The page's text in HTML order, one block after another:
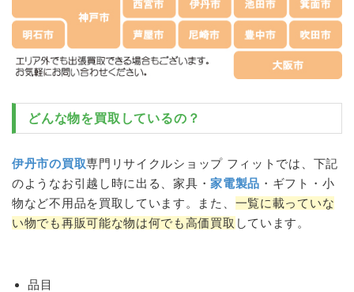
どんな物を買取しているの？
伊丹市の買取専門リサイクルショップ フィットでは、下記
のようなお引越し時に出る、家具・家電製品 ・ギフト・小
物など不用品を買取しています。また、 一覧に載っていな
い物でも再販可能な物は何でも高価買取 しています。
品目